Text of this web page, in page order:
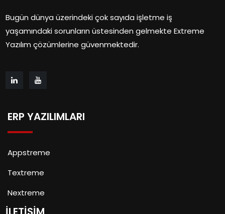
Bugün dünya üzerindeki çok sayıda işletme iş
yaşamındaki sorunların üstesinden gelmekte Extreme
Yazılım çözümlerine güvenmektedir.
ERP YAZILIMLARI
Appstreme
Textreme
Nextreme